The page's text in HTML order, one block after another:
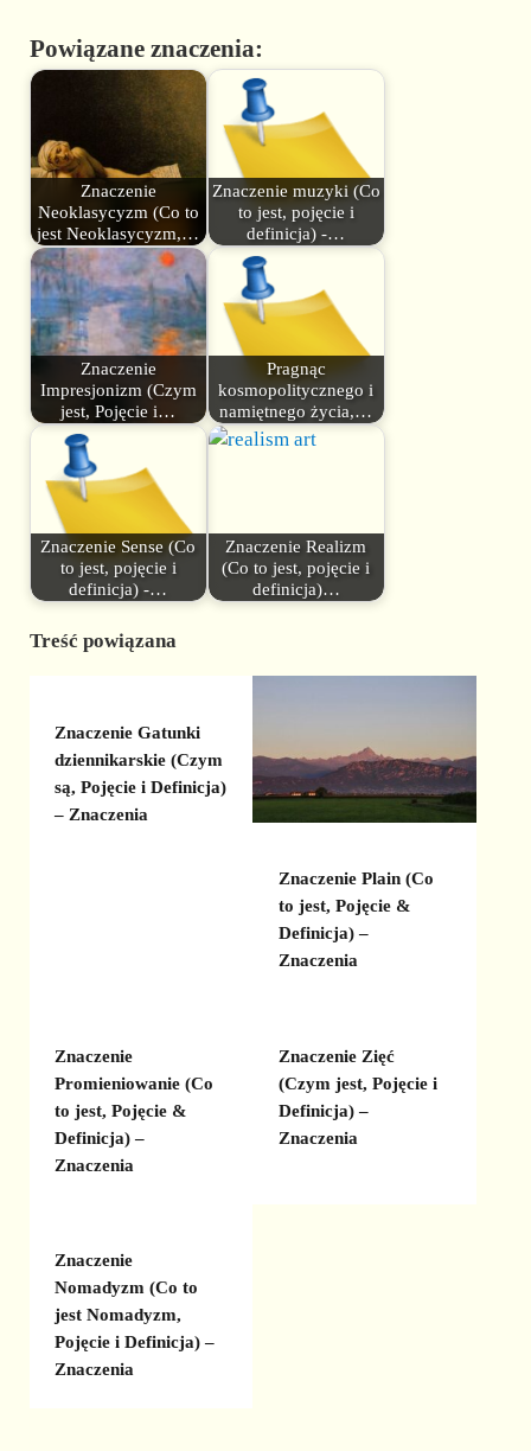
Powiązane znaczenia:
Znaczenie
Neoklasycyzm (Co to
jest Neoklasycyzm,…
Znaczenie muzyki (Co
to jest, pojęcie i
definicja) -…
Znaczenie
Impresjonizm (Czym
jest, Pojęcie i…
Pragnąc
kosmopolitycznego i
namiętnego życia,…
Znaczenie Sense (Co
to jest, pojęcie i
definicja) -…
Znaczenie Realizm
(Co to jest, pojęcie i
definicja)…
Treść powiązana
Znaczenie Gatunki
dziennikarskie (Czym
są, Pojęcie i Definicja)
– Znaczenia
Znaczenie Plain (Co
to jest, Pojęcie &
Definicja) –
Znaczenia
Znaczenie
Promieniowanie (Co
to jest, Pojęcie &
Definicja) –
Znaczenia
Znaczenie Zięć
(Czym jest, Pojęcie i
Definicja) –
Znaczenia
Znaczenie
Nomadyzm (Co to
jest Nomadyzm,
Pojęcie i Definicja) –
Znaczenia